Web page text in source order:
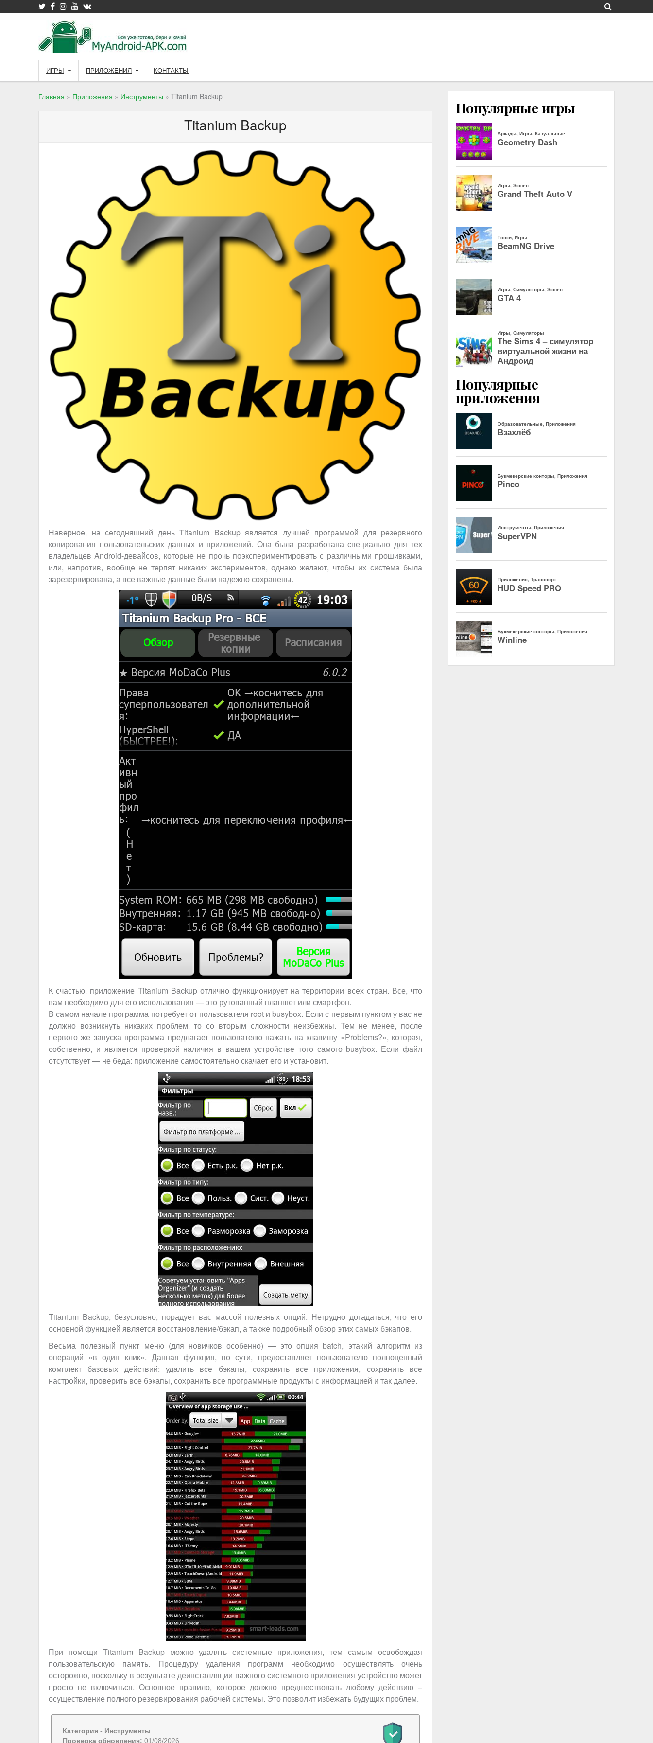
to
ИГРЫ ПРИЛОЖЕНИЯ КОНТАКТЫ
Главная » Приложения » Инструменты » Titanium Backup
Titanium Backup
Наверное, на сегодняшний день Titanium Backup является лучшей программой для резервного
копирования пользовательских данных и приложений. Она была разработана специально для тех
владельцев Android-девайсов, которые не прочь поэкспериментировать с различными прошивками,
или, напротив, вообще не терпят никаких экспериментов, однако желают, чтобы их система была
зарезервирована, а все важные данные были надежно сохранены.
К счастью, приложение Titanium Backup отлично функционирует на территории всех стран. Все, что
вам необходимо для его использования — это рутованный планшет или смартфон.
В самом начале программа потребует от пользователя root и busybox. Если с первым пунктом у вас не
должно возникнуть никаких проблем, то со вторым сложности неизбежны. Тем не менее, после
первого же запуска программа предлагает пользователю нажать на клавишу «Problems?», которая,
собственно, и является проверкой наличия в вашем устройстве того самого busybox. Если файл
отсутствует — не беда: приложение самостоятельно скачает его и установит.
Titanium Backup, безусловно, порадует вас массой полезных опций. Нетрудно догадаться, что его
основной функцией является восстановление/бэкап, а также подробный обзор этих самых бэкапов.
Весьма полезный пункт меню (для новичков особенно) — это опция batch, этакий алгоритм из
операций «в один клик». Данная функция, по сути, предоставляет пользователю полноценный
комплект базовых действий: удалить все бэкапы, сохранить все приложения, сохранить все
настройки, проверить все бэкапы, сохранить все программные продукты с информацией и так далее.
При помощи Titanium Backup можно удалять системные приложения, тем самым освобождая
пользовательскую память. Процедуру удаления программ необходимо осуществлять очень
осторожно, поскольку в результате деинсталляции важного системного приложения устройство может
просто не включиться. Основное правило, которое должно предшествовать любому действию –
осуществление полного резервирования рабочей системы. Это позволит избежать будущих проблем.
Категория - Инструменты
Проверка обновления: 01/08/2026
Популярные игры
Популярные
приложения